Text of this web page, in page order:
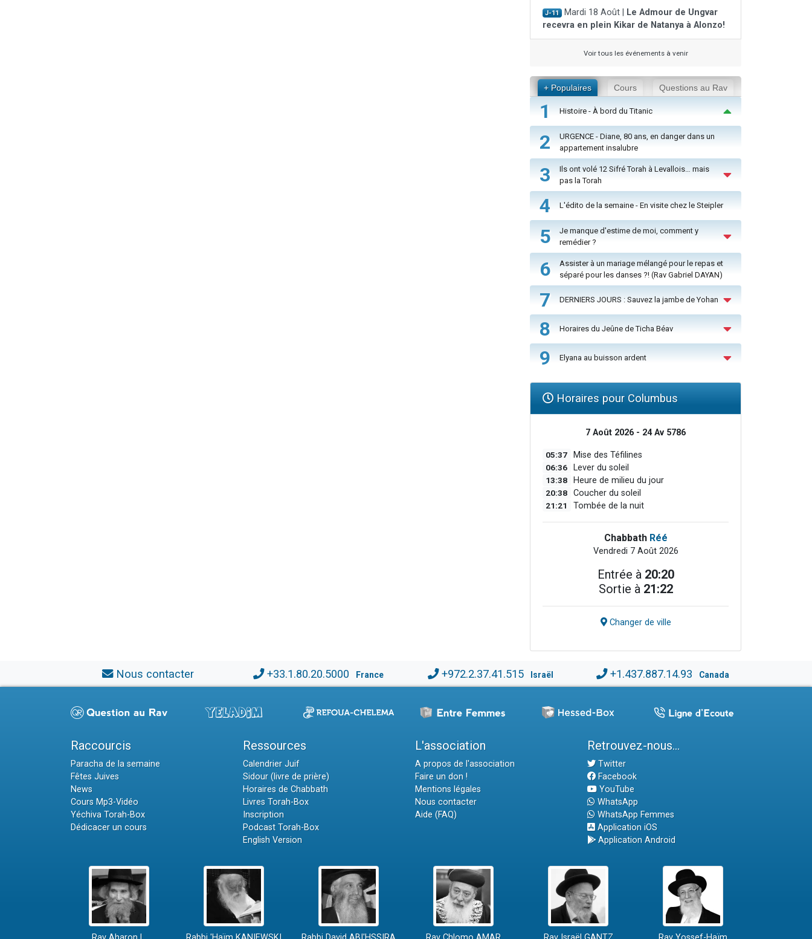
J-11 Mardi 18 Août |
Le Admour de Ungvar
recevra en plein Kikar de Natanya à Alonzo!
Voir tous les événements à venir
+ Populaires Cours Questions au Rav
1 Histoire - À bord du Titanic
2
URGENCE - Diane, 80 ans, en danger dans un
appartement insalubre
3
Ils ont volé 12 Sifré Torah à Levallois… mais
pas la Torah
4 L'édito de la semaine - En visite chez le Steipler
5
Je manque d'estime de moi, comment y
remédier ?
6
Assister à un mariage mélangé pour le repas et
séparé pour les danses ?! (Rav Gabriel DAYAN)
7 DERNIERS JOURS : Sauvez la jambe de Yohan
8 Horaires du Jeûne de Ticha Béav
9 Elyana au buisson ardent
Horaires pour Columbus
7 Août 2026 - 24 Av 5786
05:37 Mise des Téfilines
06:36 Lever du soleil
13:38 Heure de milieu du jour
20:38 Coucher du soleil
21:21 Tombée de la nuit
Chabbath Réé
Vendredi 7 Août 2026
Entrée à 20:20
Sortie à 21:22
Changer de ville
Nous contacter +33.1.80.20.5000 France +972.2.37.41.515 Israël +1.437.887.14.93 Canada
Raccourcis
Paracha de la semaine
Fêtes Juives
News
Cours Mp3-Vidéo
Yéchiva Torah-Box
Dédicacer un cours
Ressources
Calendrier Juif
Sidour (livre de prière)
Horaires de Chabbath
Livres Torah-Box
Inscription
Podcast Torah-Box
English Version
L'association
A propos de l'association
Faire un don !
Mentions légales
Nous contacter
Aide (FAQ)
Retrouvez-nous...
Twitter
Facebook
YouTube
WhatsApp
WhatsApp Femmes
Application iOS
Application Android